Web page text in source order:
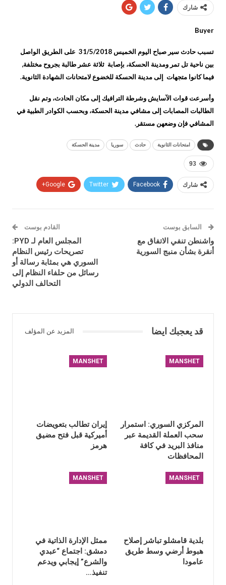
شارك
Buyer
تسبب حادث سير صباح اليوم الخميس 31/5/2018 على الطريق الواصل
بين ناحية تل تمر ومدينة الحسكة، بإصابة ثلاثة عشر طالبة بجروح مختلفة,
فيما كانوا متجهات إلى مدينة الحسكة للخضوع لامتحانات الشهادة الثانوية.
وأسرعت قوات الآسايش وشرطة الترافيك إلى مكان الحادث، وتم نقل
الطالبات المصابات إلى مشافي مدينة الحسكة، وبحسب الكوادر الطبية في
المشافي فإن وضعهن مستقر.
امتحانات الثانوية حادث سوريا مدينة الحسكة
93
شارك Facebook
Twitter
Google+
السابق بوست
واشنطن تنفي الاتفاق مع
أنقرة بشأن منبج السورية
القادم بوست
المجلس العام لـ PYD:
تصريحات رئيس النظام
السوري هي بمثابة رسالة أو
رسائل من حلفاء النظام إلى
التحالف الدولي
قد يعجبك ايضا المزيد عن المؤلف
MANSHET
المركزي السوري: استمرار
سحب العملة القديمة عبر
منافذ البريد في كافة
المحافظات
MANSHET
إيران تطالب بتعويضات
أميركية قبل فتح مضيق
هرمز
MANSHET
بلدية قامشلو تباشر إصلاح
هبوط أرضي وسط طريق
عامودا
MANSHET
ممثل الإدارة الذاتية في
دمشق: اجتماع “عبدي
والشرع” إيجابي ويدعم
تنفيذ…